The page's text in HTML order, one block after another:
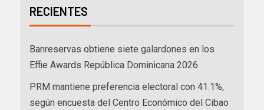
RECIENTES
Banreservas obtiene siete galardones en los
Effie Awards República Dominicana 2026
PRM mantiene preferencia electoral con 41.1%,
según encuesta del Centro Económico del Cibao